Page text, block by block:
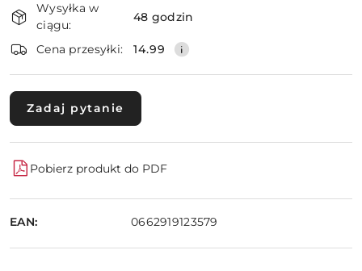
i
dostawa
Wysyłka w
ciągu:
48 godzin
Cena przesyłki: 14.99
Zadaj pytanie
Pobierz produkt do PDF
EAN: 0662919123579